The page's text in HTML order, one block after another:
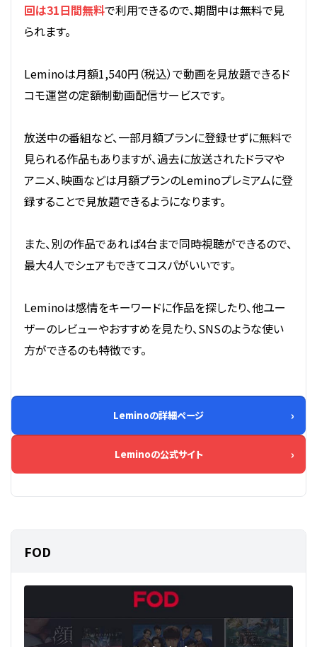
回は31日間無料で利用できるので、期間中は無料で見
られます。
Leminoは月額1,540円（税込）で動画を見放題できるド
コモ運営の定額制動画配信サービスです。
放送中の番組など、一部月額プランに登録せずに無料で
見られる作品もありますが、過去に放送されたドラマや
アニメ、映画などは月額プランのLeminoプレミアムに登
録することで見放題できるようになります。
また、別の作品であれば4台まで同時視聴ができるので、
最大4人でシェアもできてコスパがいいです。
Leminoは感情をキーワードに作品を探したり、他ユー
ザーのレビューやおすすめを見たり、SNSのような使い
方ができるのも特徴です。
Leminoの詳細ページ
Leminoの公式サイト
FOD